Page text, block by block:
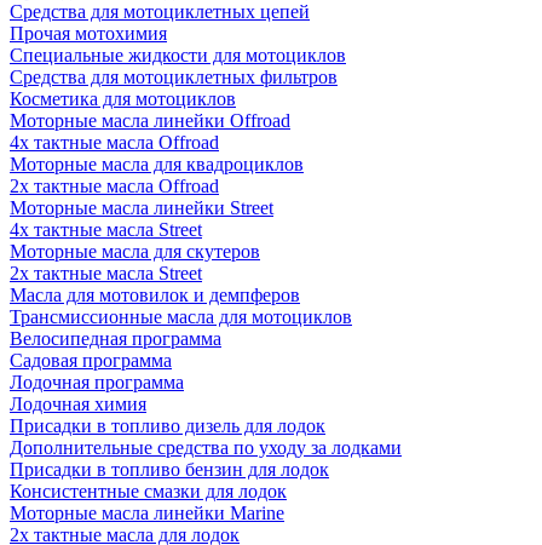
Средства для мотоциклетных цепей
Прочая мотохимия
Специальные жидкости для мотоциклов
Средства для мотоциклетных фильтров
Косметика для мотоциклов
Моторные масла линейки Offroad
4х тактные масла Offroad
Моторные масла для квадроциклов
2х тактные масла Offroad
Моторные масла линейки Street
4х тактные масла Street
Моторные масла для скутеров
2х тактные масла Street
Масла для мотовилок и демпферов
Трансмиссионные масла для мотоциклов
Велосипедная программа
Садовая программа
Лодочная программа
Лодочная химия
Присадки в топливо дизель для лодок
Дополнительные средства по уходу за лодками
Присадки в топливо бензин для лодок
Консистентные смазки для лодок
Моторные масла линейки Marine
2х тактные масла для лодок